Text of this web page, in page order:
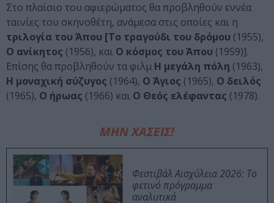
Στο πλαίσιο του αφιερώματος θα προβληθούν εννέα
ταινίες του σκηνοθέτη, ανάμεσα στις οποίες και η
τριλογία του Άπου [Το τραγούδι του δρόμου (1955),
Ο ανίκητος (1956), και Ο κόσμος του Άπου (1959)].
Επίσης θα προβληθούν τα φιλμ Η μεγάλη πόλη (1963),
Η μοναχική σύζυγος (1964), Ο Άγιος (1965), Ο δειλός
(1965), Ο ήρωας (1966) και Ο Θεός ελέφαντας (1978).
ΜΗΝ ΧΑΣΕΙΣ!
Φεστιβάλ Αισχύλεια 2026: Το
φετινό πρόγραμμα
αναλυτικά